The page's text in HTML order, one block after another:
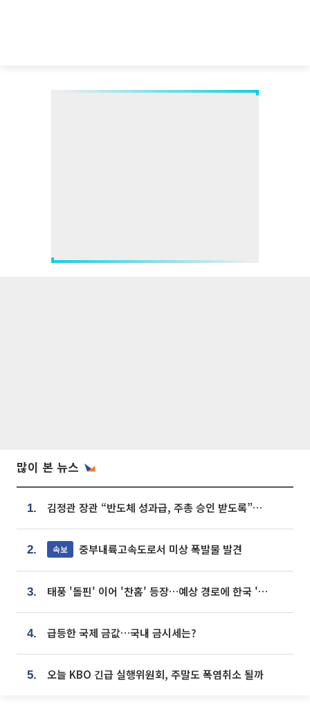
많이 본 뉴스
1. 김정관 장관 “반도체 성과급, 주총 승인 받도록”…상법·자본시장법 개정 시사
2. 속보 중부내륙고속도로서 미상 폭발물 발견
3. 태풍 '돌핀' 이어 '찬홈' 등장…예상 경로에 한국 '한숨'
4. 급등한 국제 금값…국내 금시세는?
5. 오늘 KBO 긴급 실행위원회, 주말도 폭염취소 될까